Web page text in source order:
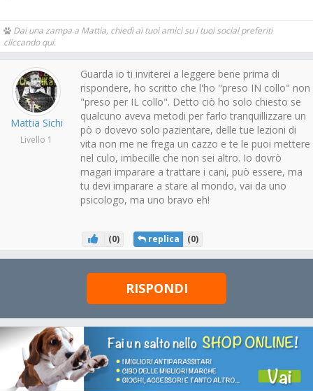
Dai una zampa a Mattia, chiedi ai tuoi amici su i tuoi social preferiti
cliccando qui.
Mattia Sichi
Livello 1
Guarda io ti inviterei a leggere bene prima di
rispondere, ho scritto che l'ho "preso IN collo" non
"preso per IL collo". Detto ciò ho solo chiesto se
qualcuno aveva metodi per farlo tranquillizzare un
pò o dovevo solo pazientare, delle tue lezioni di
vita non me ne frega un cazzo e te le puoi mettere
nel culo, imbecille che non sei altro. Io dovrò
magari imparare a trattare i cani, può essere, ma
tu devi imparare a stare al mondo, vai da uno
psicologo, ma uno bravo eh!
(0) replica (0)
RISPONDI